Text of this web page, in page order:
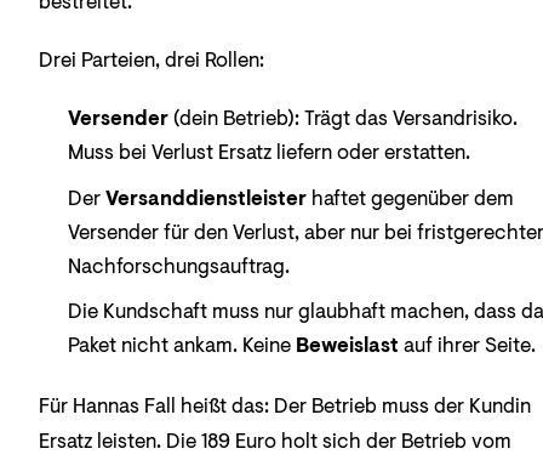
Drei Parteien, drei Rollen:
Versender(dein Betrieb): Trägt das Versandrisiko.
Muss bei Verlust Ersatz liefern oder erstatten.
DerVersanddienstleister haftet gegenüber dem
Versender für den Verlust, aber nur bei
Nachforschungsauftrag.
Die Kundschaft muss nur glaubhaft machen, dass
Paket nicht ankam. Keine Beweislast auf ihrer Seite.
Für Hannas Fall heißt das: Der Betrieb muss der Kundin
Ersatz leisten. Die 189 Euro holt sich der Betrieb vom